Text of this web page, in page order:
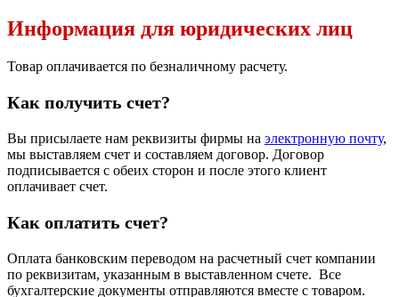
Информация для юридических лиц
Товар оплачивается по безналичному расчету.
Как получить счет?
Вы присылаете нам реквизиты фирмы на электронную почту,
мы выставляем счет и составляем договор. Договор
подписывается с обеих сторон и после этого клиент
оплачивает счет.
Как оплатить счет?
Оплата банковским переводом на расчетный счет компании
по реквизитам, указанным в выставленном счете. Все
бухгалтерские документы отправляются вместе с товаром.